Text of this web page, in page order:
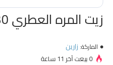
زيت المره العطري 30مل
الماركة: زارين
0 بيعت آخر 11 ساعة